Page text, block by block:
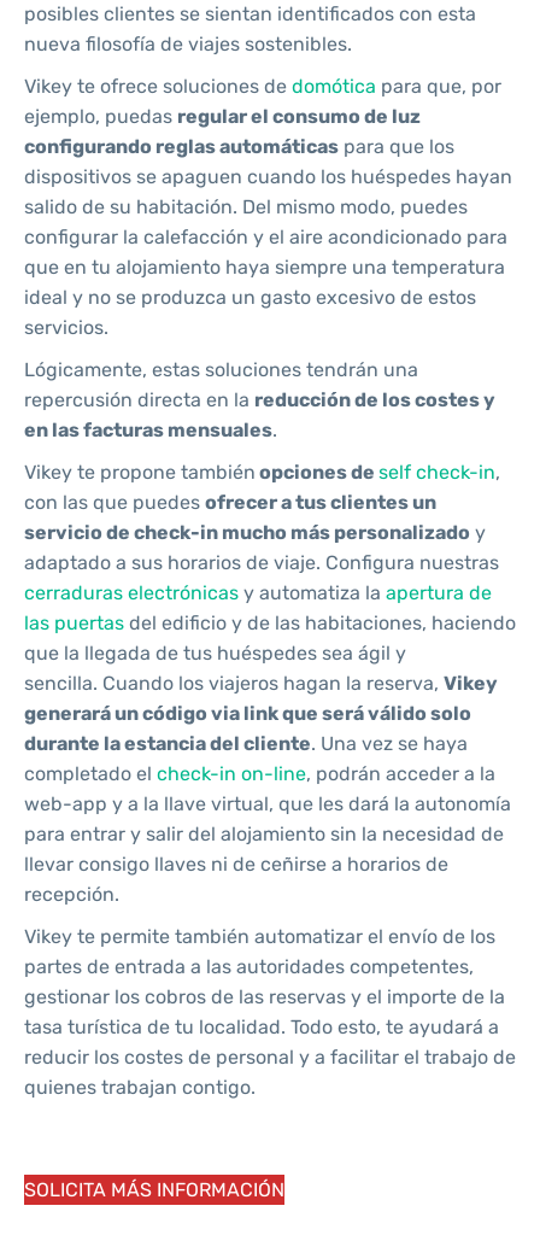
posibles clientes se sientan identificados con esta
nueva filosofía de viajes sostenibles.
Vikey te ofrece soluciones de domótica para que, por
ejemplo, puedas regular el consumo de luz
configurando reglas automáticas para que los
dispositivos se apaguen cuando los huéspedes hayan
salido de su habitación. Del mismo modo, puedes
configurar la calefacción y el aire acondicionado para
que en tu alojamiento haya siempre una temperatura
ideal y no se produzca un gasto excesivo de estos
servicios.
Lógicamente, estas soluciones tendrán una
repercusión directa en la reducción de los costes y
en las facturas mensuales.
Vikey te propone también opciones de self check-in,
con las que puedes ofrecer a tus clientes un
servicio de check-in mucho más personalizado y
adaptado a sus horarios de viaje. Configura nuestras
cerraduras electrónicas y automatiza la apertura de
las puertas del edificio y de las habitaciones, haciendo
que la llegada de tus huéspedes sea ágil y
sencilla. Cuando los viajeros hagan la reserva, Vikey
generará un código via link que será válido solo
durante la estancia del cliente. Una vez se haya
completado el check-in on-line, podrán acceder a la
web-app y a la llave virtual, que les dará la autonomía
para entrar y salir del alojamiento sin la necesidad de
llevar consigo llaves ni de ceñirse a horarios de
recepción.
Vikey te permite también automatizar el envío de los
partes de entrada a las autoridades competentes,
gestionar los cobros de las reservas y el importe de la
tasa turística de tu localidad. Todo esto, te ayudará a
reducir los costes de personal y a facilitar el trabajo de
quienes trabajan contigo.
SOLICITA MÁS INFORMACIÓN